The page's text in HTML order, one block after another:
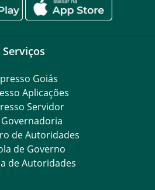
Serviços
Goiás
Aplicações
Servidor
Governadoria
de Autoridades
de Governo
de Autoridades